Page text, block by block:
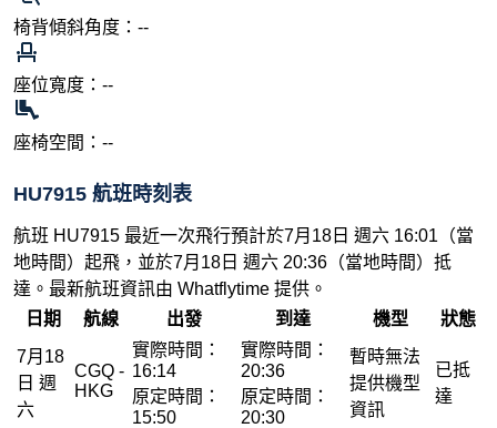
椅背傾斜角度：--
座位寬度：--
座椅空間：--
HU7915 航班時刻表
航班 HU7915 最近一次飛行預計於7月18日 週六 16:01（當
地時間）起飛，並於7月18日 週六 20:36（當地時間）抵
達。最新航班資訊由 Whatflytime 提供。
日期
航線 出發 到達 機型
狀態
7月18
日 週
六
CGQ -
HKG
實際時間：
16:14
原定時間：
15:50
實際時間：
20:36
原定時間：
20:30
暫時無法
提供機型
資訊
已抵
達